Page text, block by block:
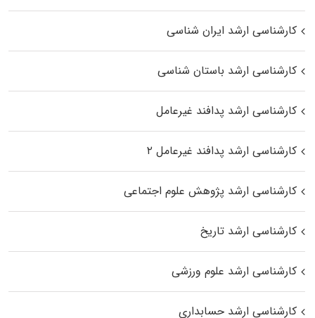
کارشناسی ارشد ایران شناسی
کارشناسی ارشد باستان شناسی
کارشناسی ارشد پدافند غیرعامل
کارشناسی ارشد پدافند غیرعامل ۲
کارشناسی ارشد پژوهش علوم اجتماعی
کارشناسی ارشد تاریخ
کارشناسی ارشد علوم ورزشی
کارشناسی ارشد حسابداری